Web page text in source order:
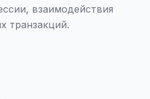
взаимодействия
транзакций.